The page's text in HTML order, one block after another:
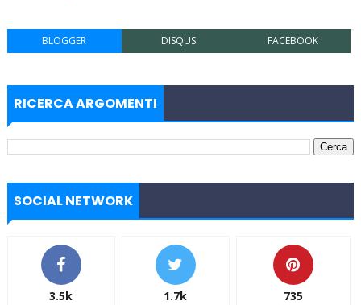
BLOGGER DISQUS FACEBOOK
RICERCA ARGOMENTI
SOCIAL NETWORK
3.5k 1.7k 735